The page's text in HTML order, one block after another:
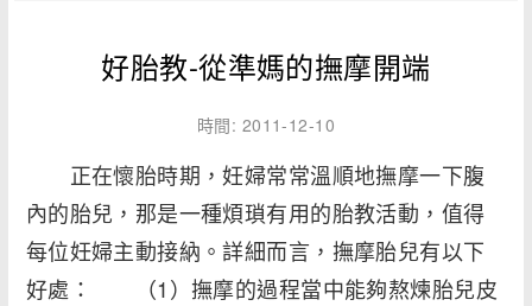
綜合
疾病
好胎教-從準媽的撫摩開端
時間: 2011-12-10
正在懷胎時期，妊婦常常溫順地撫摩一下腹
內的胎兒，那是一種煩瑣有用的胎教活動，值得
每位妊婦主動接納。詳細而言，撫摩胎兒有以下
好處： （1）撫摩的過程當中能夠熬煉胎兒皮